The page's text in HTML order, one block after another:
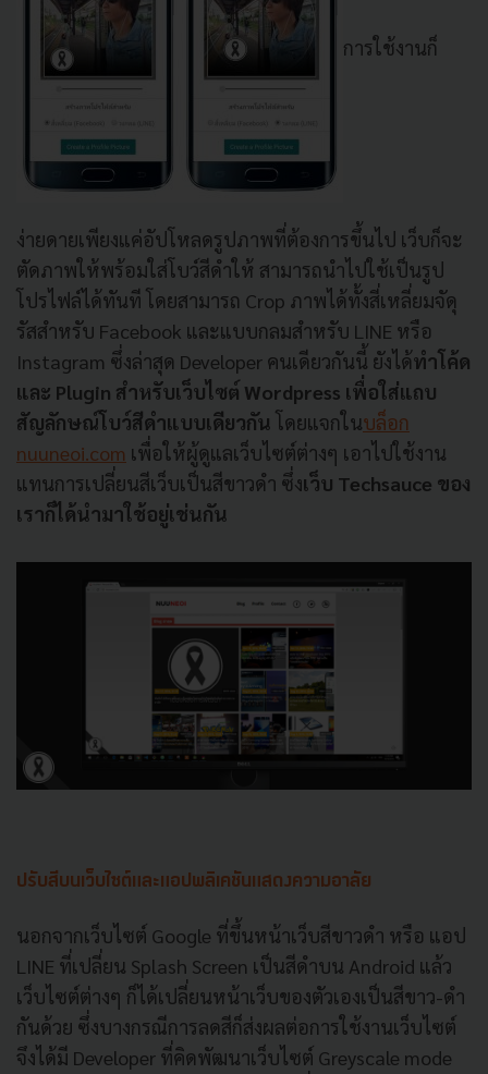
การใช้งานก็
ง่ายดายเพียงแค่อัปโหลดรูปภาพที่ต้องการขึ้นไป เว็บก็จะ
ตัดภาพให้พร้อมใส่โบว์สีดำให้ สามารถนำไปใช้เป็นรูป
โปรไฟล์ได้ทันที โดยสามารถ Crop ภาพได้ทั้งสี่เหลี่ยมจัดุ
รัสสำหรับ Facebook และแบบกลมสำหรับ LINE หรือ
Instagram ซึ่งล่าสุด Developer คนเดียวกันนี้ ยังได้ทำโค้ด
และ Plugin สำหรับเว็บไซต์ Wordpress เพื่อใส่แถบ
สัญลักษณ์โบว์สีดำแบบเดียวกัน โดยแจกในบล็อก
nuuneoi.com เพื่อให้ผู้ดูแลเว็บไซต์ต่างๆ เอาไปใช้งาน
แทนการเปลี่ยนสีเว็บเป็นสีขาวดำ ซึ่งเว็บ Techsauce ของ
เราก็ได้นำมาใช้อยู่เช่นกัน
ปรับสีบนเว็บไซต์และแอปพลิเคชันแสดงความอาลัย
นอกจากเว็บไซต์ Google ที่ขึ้นหน้าเว็บสีขาวดำ หรือ แอป
LINE ที่เปลี่ยน Splash Screen เป็นสีดำบน Android แล้ว
เว็บไซต์ต่างๆ ก็ได้เปลี่ยนหน้าเว็บของตัวเองเป็นสีขาว-ดำ
กันด้วย ซึ่งบางกรณีการลดสีก็ส่งผลต่อการใช้งานเว็บไซต์
จึงได้มี Developer ที่คิดพัฒนาเว็บไซต์ Greyscale mode